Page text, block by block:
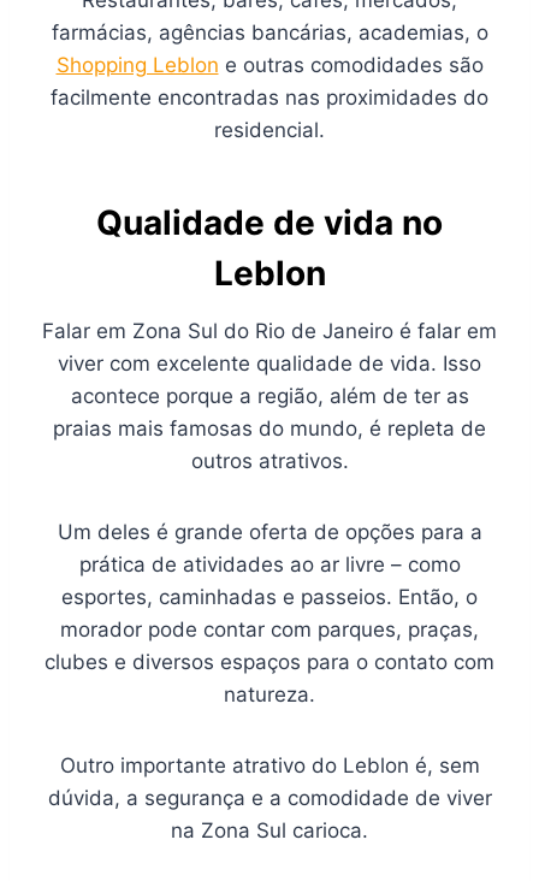
farmácias, agências bancárias, academias, o
Shopping Leblon e outras comodidades são
facilmente encontradas nas proximidades do
residencial.
Qualidade de vida no
Leblon
Falar em Zona Sul do Rio de Janeiro é falar em
viver com excelente qualidade de vida. Isso
acontece porque a região, além de ter as
praias mais famosas do mundo, é repleta de
outros atrativos.
Um deles é grande oferta de opções para a
prática de atividades ao ar livre – como
esportes, caminhadas e passeios. Então, o
morador pode contar com parques, praças,
clubes e diversos espaços para o contato com
natureza.
Outro importante atrativo do Leblon é, sem
dúvida, a segurança e a comodidade de viver
na Zona Sul carioca.